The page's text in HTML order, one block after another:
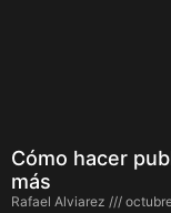
Cómo hacer
más
Rafael Alviarez